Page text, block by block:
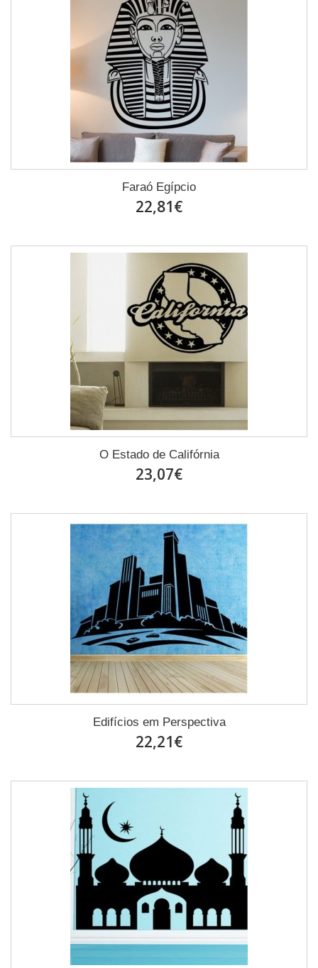
Faraó Egípcio
22,81€
O Estado de Califórnia
23,07€
Edifícios em Perspectiva
22,21€